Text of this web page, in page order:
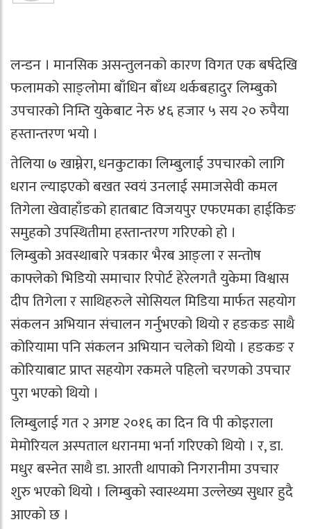
लन्डन । मानसिक असन्तुलनको कारण विगत एक बर्षदेखि
फलामको साङ्लोमा बाँधिन बाँध्य थर्कबहादुर लिम्बुको
उपचारको निम्ति युकेबाट नेरु ४६ हजार ५ सय २० रुपैया
हस्तान्तरण भयो ।
तेलिया ७ खाम्नेरा, धनकुटाका लिम्बुलाई उपचारको लागि
धरान ल्याइएको बखत स्वयं उनलाई समाजसेवी कमल
तिगेला खेवाहाँङको हातबाट विजयपुर एफएमका हाईकिङ
समुहको उपस्थितीमा हस्तान्तरण गरिएको हो ।
लिम्बुको अवस्थाबारे पत्रकार भैरब आङ्ला र सन्तोष
काफ्लेको भिडियो समाचार रिपोर्ट हेरेलगतै युकेमा विश्वास
दीप तिगेला र साथिहरुले सोसियल मिडिया मार्फत सहयोग
संकलन अभियान संचालन गर्नुभएको थियो र हङकङ साथै
कोरियामा पनि संकलन अभियान चलेको थियो । हङकङ र
कोरियाबाट प्राप्त सहयोग रकमले पहिलो चरणको उपचार
पुरा भएको थियो ।
लिम्बुलाई गत २ अगष्ट २०१६ का दिन वि पी कोइराला
मेमोरियल अस्पताल धरानमा भर्ना गरिएको थियो । र, डा.
मधुर बस्नेत साथै डा. आरती थापाको निगरानीमा उपचार
शुरु भएको थियो । लिम्बुको स्वास्थ्यमा उल्लेख्य सुधार हुदै
आएको छ ।